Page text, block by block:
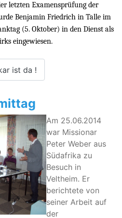
letzten Examensprüfung der
Benjamin Friedrich in Talle im
(5. Oktober) in den Dienst als
eingewiesen.
ist da !
Am 25.06.2014
war Missionar
Peter Weber aus
Südafrika zu
Besuch in
Veltheim. Er
berichtete von
seiner Arbeit auf
der